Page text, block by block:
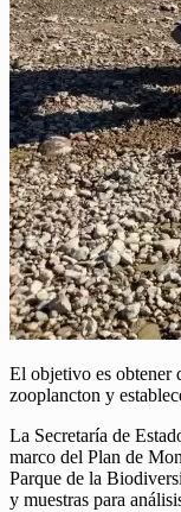
El objetivo es obtener
zooplancton y
La Secretaría de
marco del Plan de
Parque de la
y muestras para